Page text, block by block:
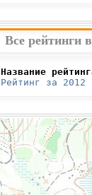
Все рейтинги
Название
Рейтинг за 2012